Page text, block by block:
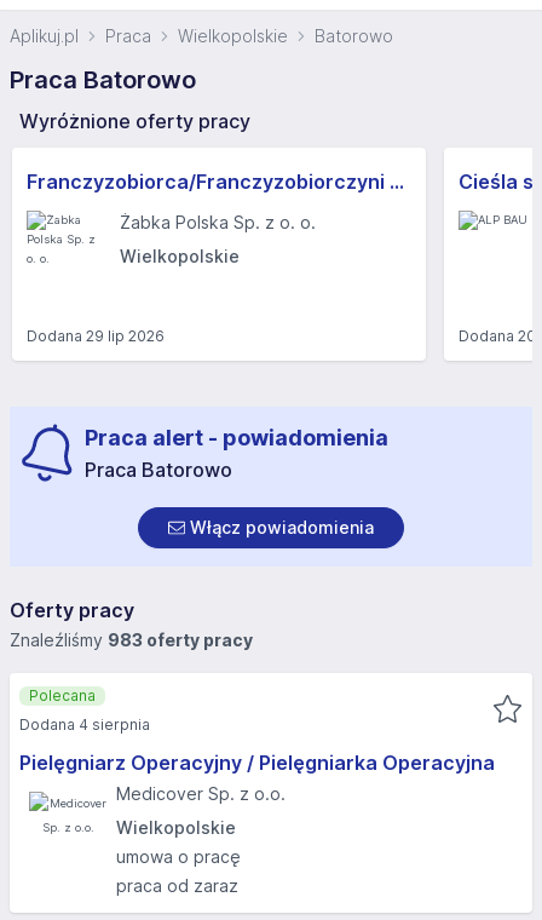
Aplikuj.pl Praca Wielkopolskie Batorowo
Praca Batorowo
Wyróżnione oferty pracy
Franczyzobiorca/Franczyzobiorczyni sklepu Żabka
Żabka Polska Sp. z o. o.
Wielkopolskie
Dodana 29 lip 2026
Cieśla
Dodana20
Praca alert - powiadomienia
Praca Batorowo
Włącz powiadomienia
Oferty pracy
Znaleźliśmy 983 oferty pracy
Pielęgniarz Operacyjny / Pielęgniarka Operacyjna
Medicover Sp. z o.o.
Wielkopolskie
umowa o pracę
praca od zaraz
Polecana
Dodana 4 sierpnia